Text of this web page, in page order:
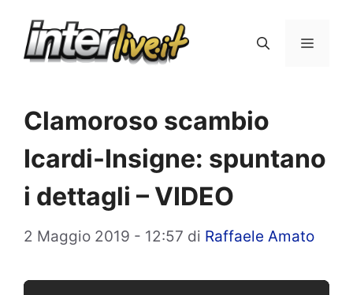
Menu
Clamoroso scambio
Icardi-Insigne: spuntano
i dettagli – VIDEO
2 Maggio 2019 - 12:57 di Raffaele Amato